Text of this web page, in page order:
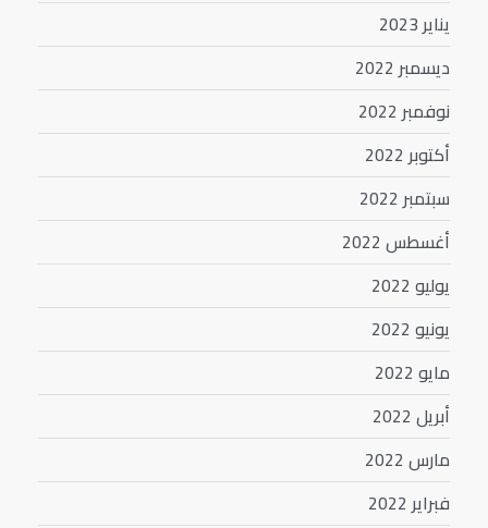
يناير 2023
ديسمبر 2022
نوفمبر 2022
أكتوبر 2022
سبتمبر 2022
أغسطس 2022
يوليو 2022
يونيو 2022
مايو 2022
أبريل 2022
مارس 2022
فبراير 2022